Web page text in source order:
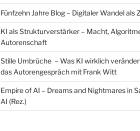
Fünfzehn Jahre Blog – Digitaler Wandel als
KI als Strukturverstärker – Macht,
Autorenschaft
Stille Umbrüche – Was KI wirklich
das Autorengespräch mit Frank Witt
Empire of AI – Dreams and Nightmares in
AI (Rez.)